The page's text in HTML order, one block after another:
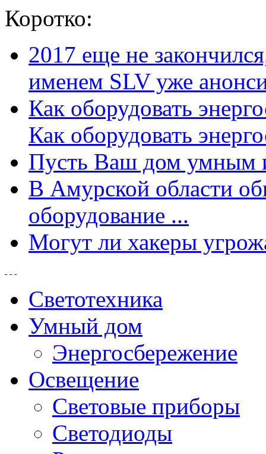
Коротко:
2017 еще не
именем SLV уже
Как оборудовать
Как оборудовать
Пусть Ваш дом умным
В Амурской области
оборудование ...
Могут ли хакеры
Светотехника
Умный дом
Энергосбережение
Освещение
Световые приборы
Светодиоды